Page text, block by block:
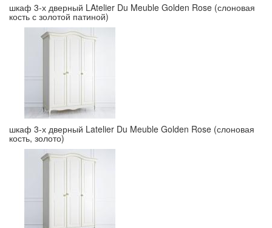
шкаф 3-х дверный LAtelier Du Meuble Golden Rose (слоновая
кость с золотой патиной)
шкаф 3-х дверный Latelier Du Meuble Golden Rose (слоновая
кость, золото)